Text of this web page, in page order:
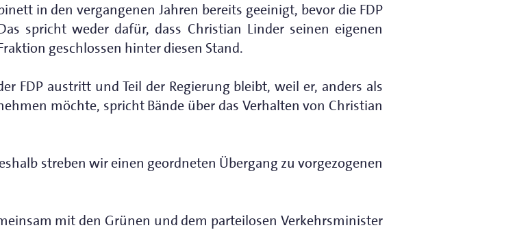
in den vergangenen Jahren bereits geeinigt, bevor die FDP
spricht weder dafür, dass Christian Linder seinen eigenen
geschlossen hinter diesen Stand.
FDP austritt und Teil der Regierung bleibt, weil er, anders als
möchte, spricht Bände über das Verhalten von Christian
streben wir einen geordneten Übergang zu vorgezogenen
mit den Grünen und dem parteilosen Verkehrsminister